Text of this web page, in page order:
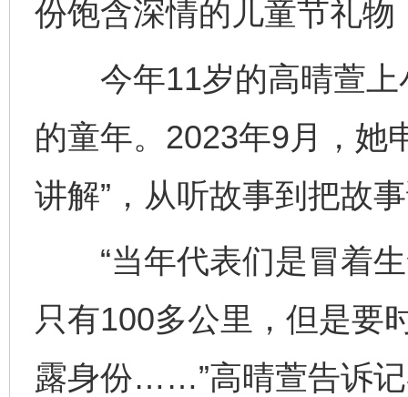
份饱含深情的儿童节礼
今年11岁的高晴萱上
的童年。2023年9月，她
讲解”，从听故事到把故
“当年代表们是冒着生
只有100多公里，但是要
露身份……”高晴萱告诉